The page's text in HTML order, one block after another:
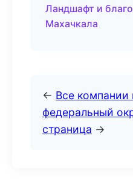
Ландшафт и
Махачкала
← Все
федеральный
страница →